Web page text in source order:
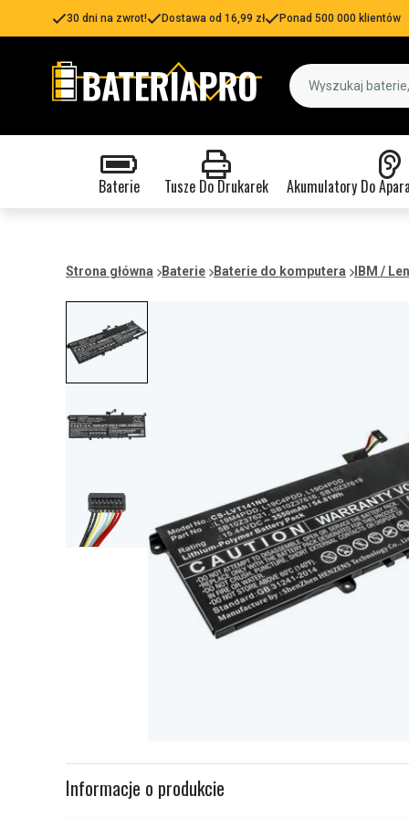
30 dni na zwrot! Dostawa od 16,99 zł Ponad 500 000 klientów
Baterie Tusze Do Drukarek Akumulatory Do
Strona główna Baterie Baterie do komputera IBM /
of
Informacje o produkcie